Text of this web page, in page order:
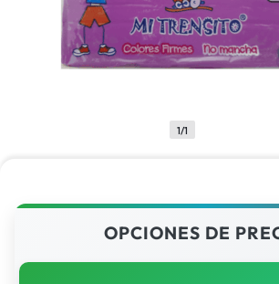
1/1
OPCIONES DE